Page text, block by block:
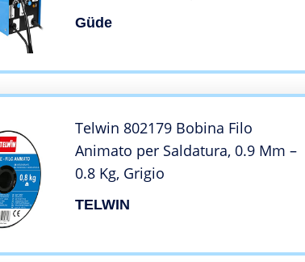
sovraccarico, cavo di massa con
Güde
Telwin 802179 Bobina Filo
Animato per Saldatura, 0.9 Mm –
0.8 Kg, Grigio
TELWIN